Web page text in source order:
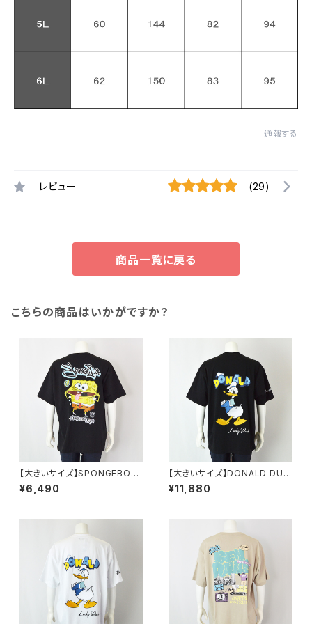
通報する
レビュー (29)
商品一覧に戻る
こちらの商品はいかがですか？
【大きいサイズ】SPONGEBOB
天竺プリント半袖Tシャツ｜メン
ズ 1278-6505 ブラック
¥6,490
【大きいサイズ】DONALD DUC
K半袖Tシャツ｜メンズ 1278-6
545 ブラック
¥11,880